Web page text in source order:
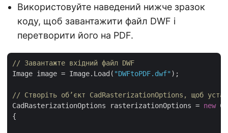
Використовуйте наведений нижче зразок
коду, щоб завантажити файл DWF і
перетворити його на PDF.
// Завантажте вхідний файл DWF
Image image = Image.Load( "DWFtoPDF.dwf" );
// Створіть об’єкт CadRasterizationOptions, щоб
CadRasterizationOptions rasterizationOptions = new
{